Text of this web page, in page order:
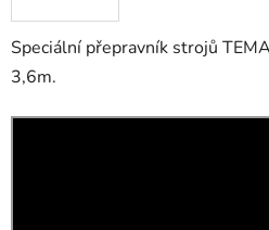
Speciální přepravník strojů
3,6m.